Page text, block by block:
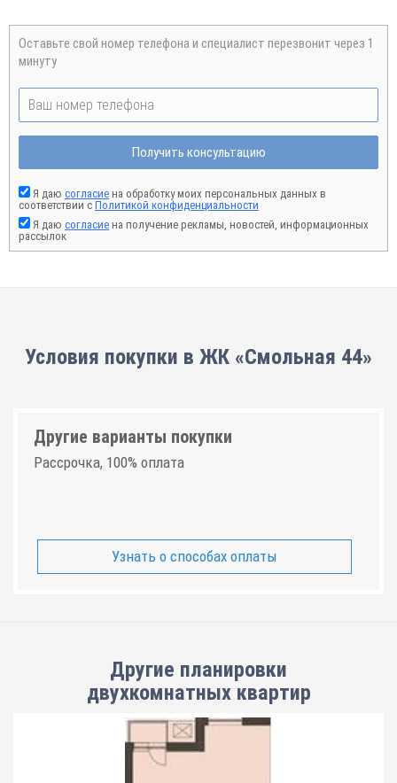
Оставьте свой номер телефона и специалист перезвонит через 1
минуту
Получить консультацию
Я даю согласие на обработку моих персональных данных в
соответствии с Политикой конфиденциальности
Я даю согласие на получение рекламы, новостей, информационных
рассылок
Условия покупки в ЖК «Смольная 44»
Другие варианты покупки
Рассрочка, 100% оплата
Узнать о способах оплаты
Другие планировки
двухкомнатных квартир